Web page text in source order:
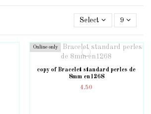
Select 9
Online only
copy of Bracelet standard perles de
8mm en1268
4.50